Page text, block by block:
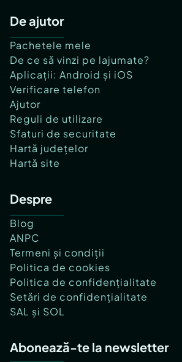
De ajutor
Pachetele mele
De ce să vinzi pe lajumate?
Aplicații: Android și iOS
Verificare telefon
Ajutor
Reguli de utilizare
Sfaturi de securitate
Hartă județelor
Hartă site
Despre
Blog
ANPC
Termeni și condiții
Politica de cookies
Politica de confidențialitate
Setări de confidențialitate
SAL și SOL
Abonează-te la newsletter